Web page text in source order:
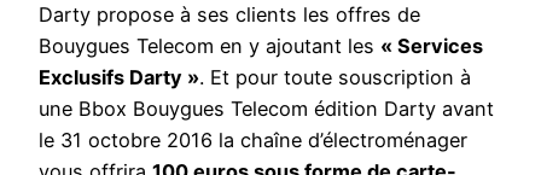
Darty propose à ses clients les offres de
Bouygues Telecom en y ajoutant les « Services
Exclusifs Darty ». Et pour toute souscription à
une Bbox Bouygues Telecom édition Darty avant
le 31 octobre 2016 la chaîne d’électroménager